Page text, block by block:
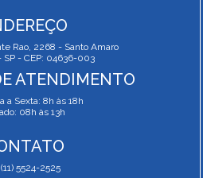
Rao, 2268 - Santo Amaro
SP - CEP: 04636-003
ATENDIMENTO
a Sexta: 8h às 18h
08h às 13h
5524-2525